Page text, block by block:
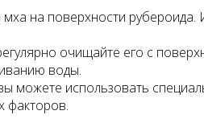
на поверхности рубероида.
очищайте его с
воды.
можете использовать
факторов.